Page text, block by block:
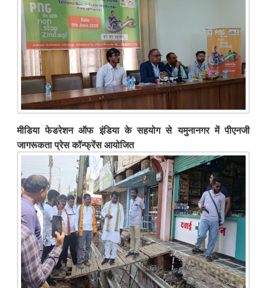
मीडिया फेडरेशन ऑफ इंडिया के सहयोग से यमुनानगर में पीएनजी
जागरूकता प्रेस कॉन्फ्रेंस आयोजित